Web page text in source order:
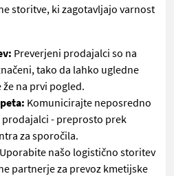
storitve, ki zagotavljajo varnost
Preverjeni prodajalci so na
tako da lahko ugledne
na prvi pogled.
Komunicirajte neposredno
- preprosto prek
za sporočila.
Uporabite našo logistično storitev
partnerje za prevoz kmetijske